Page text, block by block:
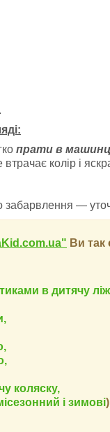
прати в
колір і
забарвлення —
Ви так
в дитячу
коляску,
і зимові